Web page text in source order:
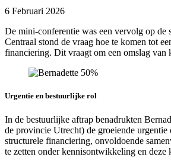
6 Februari 2026
De mini-conferentie was een vervolg op de
Centraal stond de vraag hoe te komen tot
financiering. Dit vraagt om een omslag van
Urgentie en bestuurlijke rol
In de bestuurlijke aftrap benadrukten
de provincie Utrecht) de groeiende
structurele financiering, onvoldoende
te zetten onder kennisontwikkeling en deze